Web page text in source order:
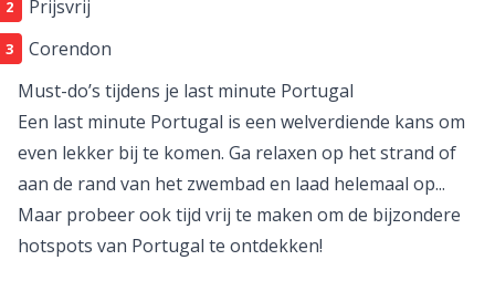
Prijsvrij
Must-do’s tijdens je last minute Portugal
Een last minute Portugal is een welverdiende kans om
even lekker bij te komen. Ga relaxen op het strand of
aan de rand van het zwembad en laad helemaal op...
Maar probeer ook tijd vrij te maken om de bijzondere
hotspots van Portugal te ontdekken!